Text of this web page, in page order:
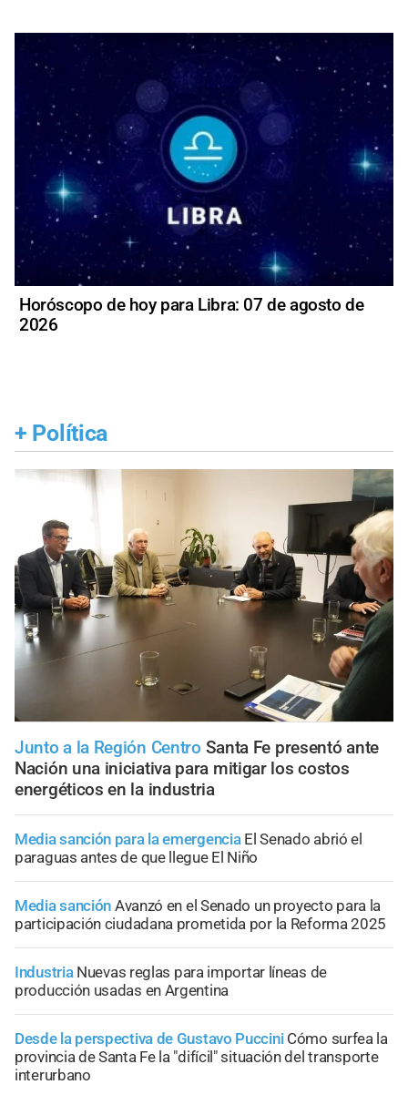
Horóscopo de hoy para Libra: 07 de agosto de
2026
+ Política
Junto a la Región Centro Santa Fe presentó ante
Nación una iniciativa para mitigar los costos
energéticos en la industria
Media sanción para la emergencia El Senado abrió el
paraguas antes de que llegue El Niño
Media sanción Avanzó en el Senado un proyecto para la
participación ciudadana prometida por la Reforma 2025
Industria Nuevas reglas para importar líneas de
producción usadas en Argentina
Desde la perspectiva de Gustavo Puccini Cómo surfea la
provincia de Santa Fe la "difícil" situación del transporte
interurbano